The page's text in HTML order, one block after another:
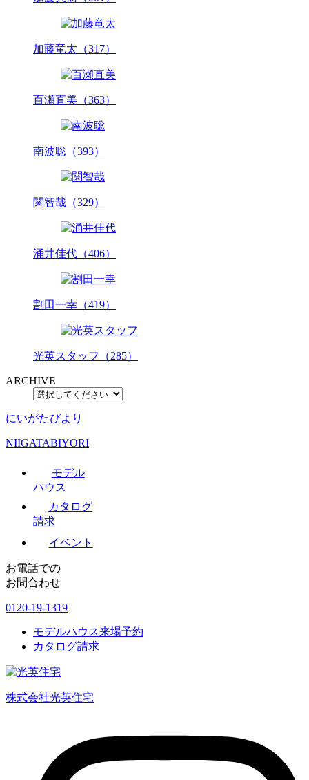
加藤竜太（317）
百瀬直美（363）
南波聡（393）
関智哉（329）
涌井佳代（406）
割田一幸（419）
光英スタッフ（285）
ARCHIVE
にいがたびより
NIIGATABIYORI
モデル
ハウス
カタログ
請求
イベント
お電話での
お問合わせ
0120-19-1319
モデルハウス来場予約
カタログ請求
株式会社光英住宅